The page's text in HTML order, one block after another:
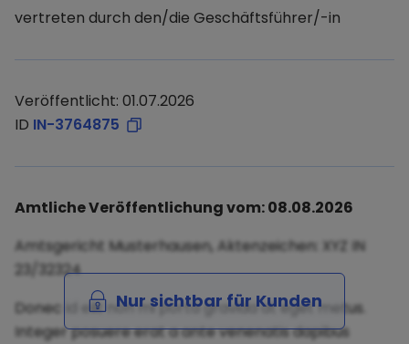
vertreten durch den/die Geschäftsführer/-in
Veröffentlicht: 01.07.2026
ID IN-3764875
Amtliche Veröffentlichung vom: 08.08.2026
Amtsgericht Musterhausen, Aktenzeichen: XYZ IN
23/32324
Donec id elit non mi porta gravida at eget metus.
Integer posuere erat a ante venenatis dapibus
Nur sichtbar für Kunden